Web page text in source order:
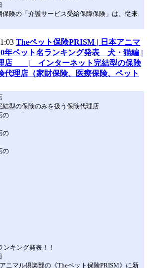
保険の「介護サービス受給保障保険」は、従来
Theペット保険PRISM | 日本アニマ
年ペット名ランキング発表 犬・猫編 |
理店 | インターネット完結型の保険
代理店（家財保険、医療保険、ペット
結型の保険のみを扱う保険代理店
の
の
の
ンキング発表！！
ニマル倶楽部の《Theペット保険PRISM》に新